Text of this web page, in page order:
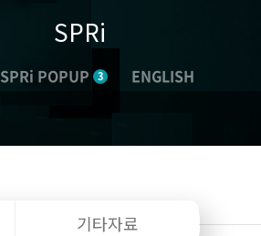
SPRi
SPRi POPUP 3 ENGLISH
기타자료